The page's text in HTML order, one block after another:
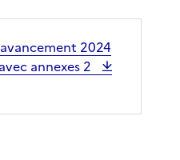
2024
annexes 2